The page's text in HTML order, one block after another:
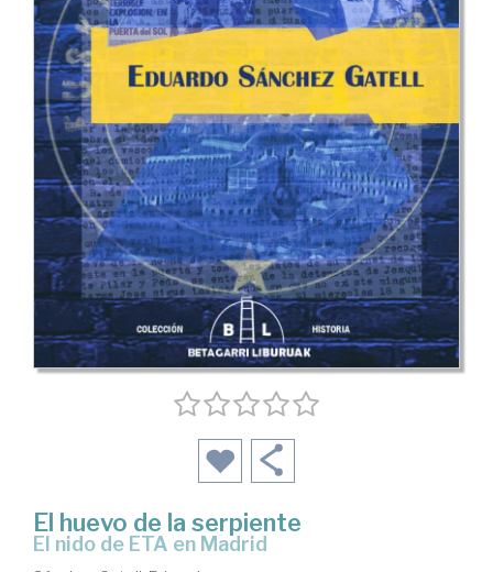
El huevo de la serpiente
el nido de ETA en Madrid